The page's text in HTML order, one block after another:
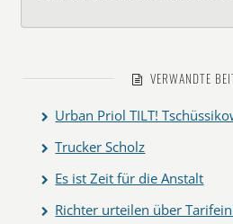
VERWANDTE
Urban Priol TILT!
Trucker Scholz
Es ist Zeit für die Anstalt
Richter urteilen über